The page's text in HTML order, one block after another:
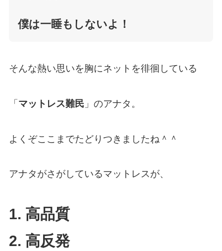
僕は一睡もしないよ！
そんな熱い思いを胸にネットを徘徊している
「 マットレス難民 」のアナタ。
よくぞここまでたどりつきましたね＾＾
アナタがさがしているマットレスが、
1. 高品質
2. 高反発